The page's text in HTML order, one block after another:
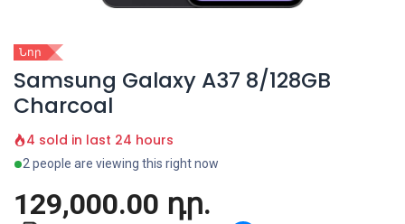
Նոր
Samsung Galaxy A37 8/128GB
Charcoal
4 sold in last 24 hours
2 people are viewing this right now
129,000.00 դր.